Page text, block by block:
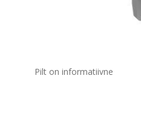
Pilt on informatiivne